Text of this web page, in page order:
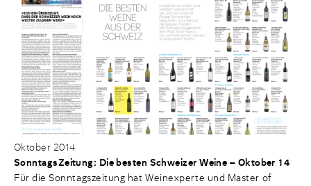
Oktober 2014
SonntagsZeitung: Die besten Schweizer Weine – Oktober 14
Für die Sonntagszeitung hat Weinexperte und Master of